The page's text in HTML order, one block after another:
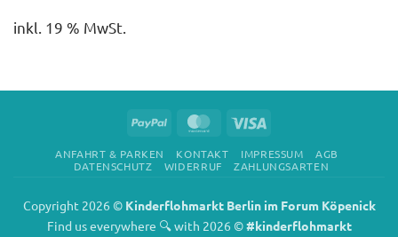
inkl. 19 % MwSt.
PayPal MasterCard
ANFAHRT & PARKEN KONTAKT IMPRESSUM
AGB
DATENSCHUTZ
WIDERRUF ZAHLUNGSARTEN
Copyright 2026 © Kinderflohmarkt Berlin im Forum Köpenick
Find us everywhere 🔍 with 2026 ©#kinderflohmarkt